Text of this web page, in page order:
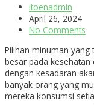
itoenadmin
April 26, 2024
No Comments
Pilihan minuman
besar pada kesehatan
dengan kesadaran
banyak orang yang
mereka konsumsi